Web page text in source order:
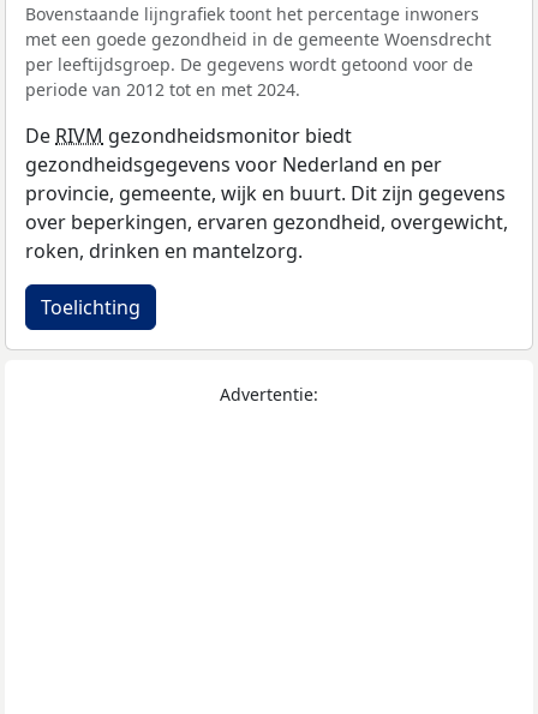
Bovenstaande lijngrafiek toont het percentage inwoners
met een goede gezondheid in de gemeente Woensdrecht
per leeftijdsgroep. De gegevens wordt getoond voor de
periode van 2012 tot en met 2024.
De RIVM gezondheidsmonitor biedt
gezondheidsgegevens voor Nederland en per
provincie, gemeente, wijk en buurt. Dit zijn gegevens
over beperkingen, ervaren gezondheid, overgewicht,
roken, drinken en mantelzorg.
Toelichting
Advertentie: